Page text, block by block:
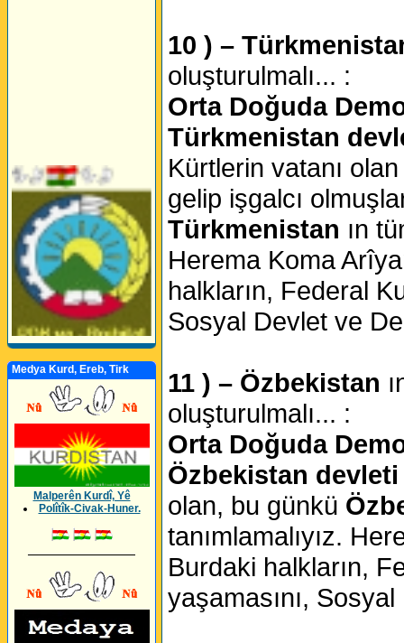
Medya Kurd, Ereb, Tirk
Malperên Kurdî, Yê
Polîtîk-Civak-Huner.
10 ) –
oluşturulmalı... :
Orta Doğuda
Türkmenistan
Kürtlerin vatanı
gelip işgalcı
Türkmenistan ın
Herema Koma
halkların, Federal
Sosyal Devlet ve
11 ) – Özbekistan
oluşturulmalı... :
Orta Doğuda
Özbekistan devleti
olan, bu günkü
tanımlamalıyız.
Burdaki halkların,
yaşamasını,